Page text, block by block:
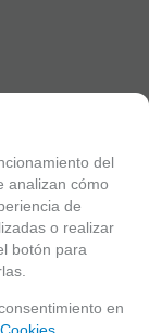
del
analizan cómo
de
o realizar
botón para
en